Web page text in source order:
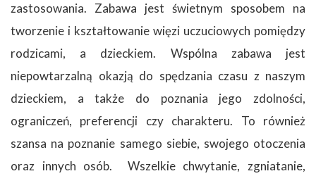
zastosowania. Zabawa jest świetnym sposobem na
tworzenie i kształtowanie więzi uczuciowych pomiędzy
rodzicami, a dzieckiem. Wspólna zabawa jest
niepowtarzalną okazją do spędzania czasu z naszym
dzieckiem, a także do poznania jego zdolności,
ograniczeń, preferencji czy charakteru. To również
szansa na poznanie samego siebie, swojego otoczenia
oraz innych osób. Wszelkie chwytanie, zgniatanie,